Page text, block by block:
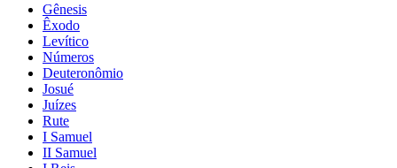
Gênesis
Êxodo
Levítico
Números
Deuteronômio
Josué
Juízes
Rute
I Samuel
II Samuel